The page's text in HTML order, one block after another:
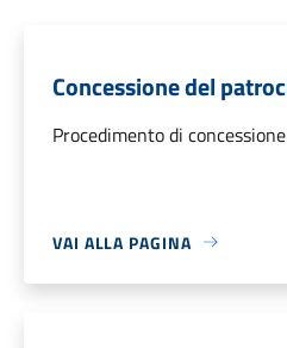
Concessione del
Procedimento di
VAI ALLA PAGINA